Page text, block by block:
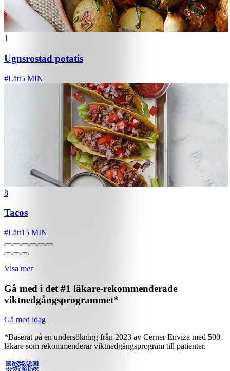
1
Ugnsrostad potatis
#Lätt5 MIN
8
Tacos
#Lätt15 MIN
Visa mer
Gå med i det #1 läkare-rekommenderade
viktnedgångsprogrammet*
Gå med idag
*Baserat på en undersökning från 2023 av Cerner Enviza med 500
läkare som rekommenderar viktnedgångsprogram till patienter.